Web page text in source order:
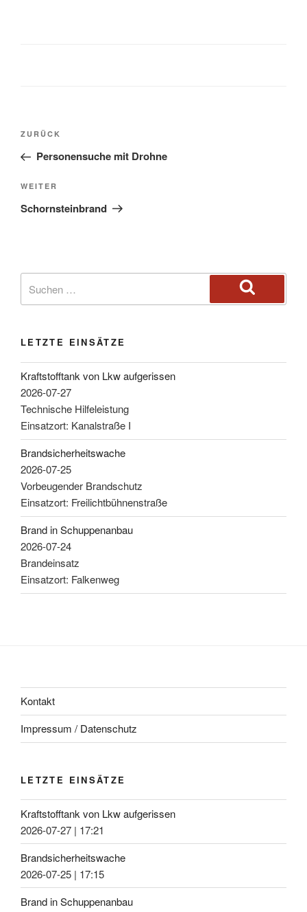
ZURÜCK
Personensuche mit Drohne
WEITER
Schornsteinbrand
LETZTE EINSÄTZE
Kraftstofftank von Lkw aufgerissen
2026-07-27
Technische Hilfeleistung
Einsatzort: Kanalstraße I
Brandsicherheitswache
2026-07-25
Vorbeugender Brandschutz
Einsatzort: Freilichtbühnenstraße
Brand in Schuppenanbau
2026-07-24
Brandeinsatz
Einsatzort: Falkenweg
Kontakt
Impressum / Datenschutz
LETZTE EINSÄTZE
Kraftstofftank von Lkw aufgerissen
2026-07-27 | 17:21
Brandsicherheitswache
2026-07-25 | 17:15
Brand in Schuppenanbau